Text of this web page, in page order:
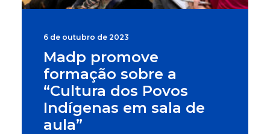
6 de outubro de 2023
Madp promove
formação sobre a
“Cultura dos Povos
Indígenas em sala de
aula”